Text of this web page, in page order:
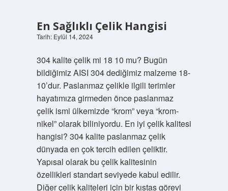
En Sağlıklı Çelik Hangisi
Tarih: Eylül 14, 2024
304 kalite çelik mi 18 10 mu? Bugün
bildiğimiz AISI 304 dediğimiz malzeme 18-
10’dur. Paslanmaz çelikle ilgili terimler
hayatımıza girmeden önce paslanmaz
çelik ismi ülkemizde “krom” veya “krom-
nikel” olarak biliniyordu. En iyi çelik kalitesi
hangisi? 304 kalite paslanmaz çelik
dünyada en çok tercih edilen çeliktir.
Yapısal olarak bu çelik kalitesinin
özellikleri standart seviyede kabul edilir.
Diğer çelik kaliteleri için bir kıstas görevi